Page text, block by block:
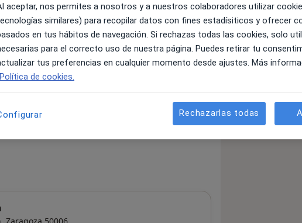
sobre servicios y precios
información sobre sus servicios
aceptar, nos permites a nosotros y a nuestros colaboradores utilizar
similares) para recopilar datos con fines estadísiticos y ofrecer
en tus hábitos de navegación. Si rechazas todas las cookies, solo
para el correcto uso de nuestra página. Puedes retirar tu
tus preferencias en cualquier momento desde ajustes. Más
Política de cookies.
Rechazarlas todas